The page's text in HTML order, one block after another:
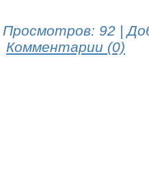
Просмотров: 92 |
Комментарии (0)